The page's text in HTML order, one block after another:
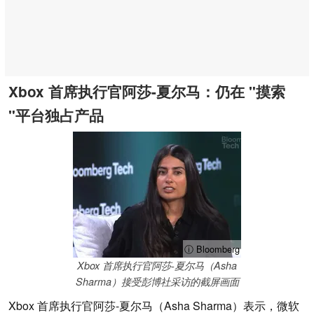
Xbox 首席执行官阿莎-夏尔马：仍在 "摸索
"平台独占产品
ⓘ Bloomberg
Xbox 首席执行官阿莎-夏尔马（Asha
Sharma）接受彭博社采访的截屏画面
Xbox 首席执行官阿莎-夏尔马（Asha Sharma）表示，微软